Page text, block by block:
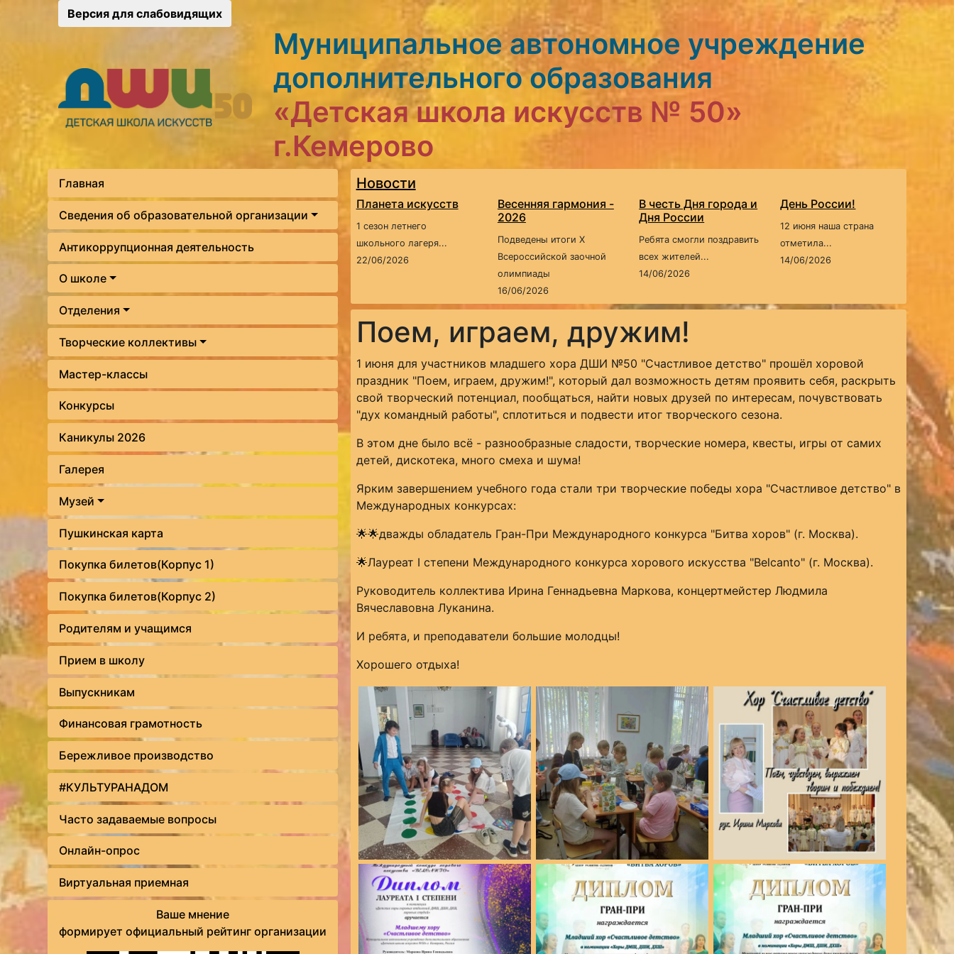
Версия для слабовидящих
Муниципальное автономное учреждение
дополнительного образования
«Детская школа искусств № 50»
г.Кемерово
Главная
Сведения об образовательной организации
Антикоррупционная деятельность
О школе
Отделения
Творческие коллективы
Мастер-классы
Конкурсы
Каникулы 2026
Галерея
Музей
Пушкинская карта
Покупка билетов(Корпус 1)
Покупка билетов(Корпус 2)
Родителям и учащимся
Прием в школу
Выпускникам
Финансовая грамотность
Бережливое производство
#КУЛЬТУРАНАДОМ
Часто задаваемые вопросы
Онлайн-опрос
Виртуальная приемная
Ваше мнение
формирует официальный рейтинг организации
Новости
Планета искусств
1 сезон летнего
школьного лагеря...
22/06/2026
Весенняя гармония -
2026
Подведены итоги X
Всероссийской заочной
олимпиады
16/06/2026
В честь Дня города и
Дня России
Ребята смогли поздравить
всех жителей...
14/06/2026
День России!
12 июня наша страна
отметила...
14/06/2026
Поем, играем, дружим!
1 июня для участников младшего хора ДШИ №50 "Счастливое детство" прошёл хоровой
праздник "Поем, играем, дружим!", который дал возможность детям проявить себя, раскрыть
свой творческий потенциал, пообщаться, найти новых друзей по интересам, почувствовать
"дух командный работы", сплотиться и подвести итог творческого сезона.
В этом дне было всё - разнообразные сладости, творческие номера, квесты, игры от самих
детей, дискотека, много смеха и шума!
Ярким завершением учебного года стали три творческие победы хора "Счастливое детство" в
Международных конкурсах:
🌟🌟дважды обладатель Гран-При Международного конкурса "Битва хоров" (г. Москва).
🌟Лауреат I степени Международного конкурса хорового искусства "Belcanto" (г. Москва).
Руководитель коллектива Ирина Геннадьевна Маркова, концертмейстер Людмила
Вячеславовна Луканина.
И ребята, и преподаватели большие молодцы!
Хорошего отдыха!